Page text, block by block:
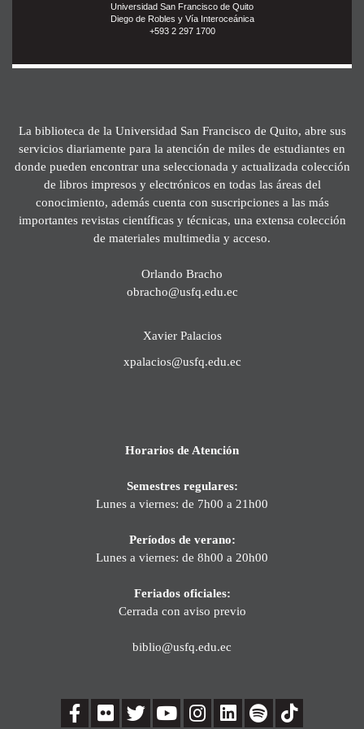
Universidad San Francisco de Quito
Diego de Robles y Vía Interoceánica
+593 2 297 1700
La biblioteca de la Universidad San Francisco de Quito, abre sus
servicios diariamente para la atención de miles de estudiantes en
donde pueden encontrar una seleccionada y actualizada colección
de libros impresos y electrónicos en todas las áreas del
conocimiento, además cuenta con suscripciones a las más
importantes revistas científicas y técnicas, una extensa colección
de materiales multimedia y acceso.
Orlando Bracho
obracho@usfq.edu.ec
Xavier Palacios
xpalacios@usfq.edu.ec
Horarios de Atención
Semestres regulares:
Lunes a viernes: de 7h00 a 21h00
Períodos de verano:
Lunes a viernes: de 8h00 a 20h00
Feriados oficiales:
Cerrada con aviso previo
biblio@usfq.edu.ec